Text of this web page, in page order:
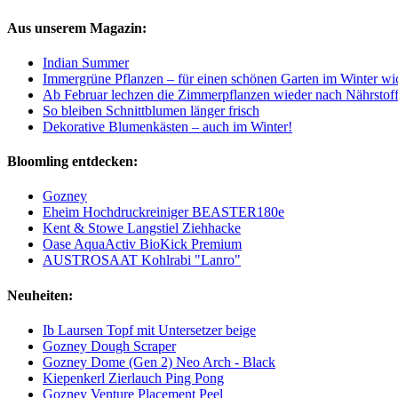
Aus unserem Magazin:
Indian Summer
Immergrüne Pflanzen – für einen schönen Garten im Winter
Ab Februar lechzen die Zimmerpflanzen wieder nach
So bleiben Schnittblumen länger frisch
Dekorative Blumenkästen – auch im Winter!
Bloomling entdecken:
Gozney
Eheim Hochdruckreiniger BEASTER180e
Kent & Stowe Langstiel Ziehhacke
Oase AquaActiv BioKick Premium
AUSTROSAAT Kohlrabi "Lanro"
Neuheiten:
Ib Laursen Topf mit Untersetzer beige
Gozney Dough Scraper
Gozney Dome (Gen 2) Neo Arch - Black
Kiepenkerl Zierlauch Ping Pong
Gozney Venture Placement Peel